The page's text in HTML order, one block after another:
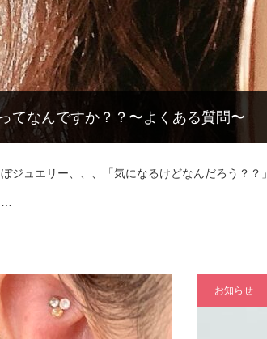
てなんですか？？〜よくある質問〜
ジュエリー、、、「気になるけどなんだろう？
お知らせ